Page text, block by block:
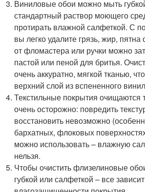
Виниловые обои можно мыть
стандартный раствор моющего
протирать влажной салфеткой. С
вы легко удалите грязь, жир,
от фломастера или ручки можно
пастой или пеной для бритья.
очень аккуратно, мягкой тканью,
верхний слой из вспененного
Текстильные покрытия очищаются
очень осторожно: повредить
восстановить невозможно
бархатных, флоковых
можно использовать – влажную
нельзя.
Чтобы очистить флизелиновые
губкой или салфеткой – все